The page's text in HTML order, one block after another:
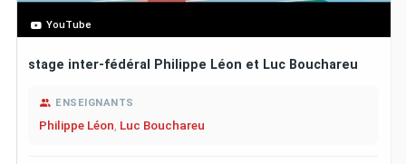
YouTube
stage inter-fédéral Philippe Léon et Luc Bouchareu
ENSEIGNANTS
Philippe Léon Luc Bouchareu